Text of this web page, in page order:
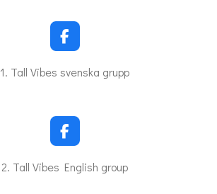
F
a
c
o
k
1. Tall Vibes svenska grupp
F
a
c
2. Tall Vibes English group